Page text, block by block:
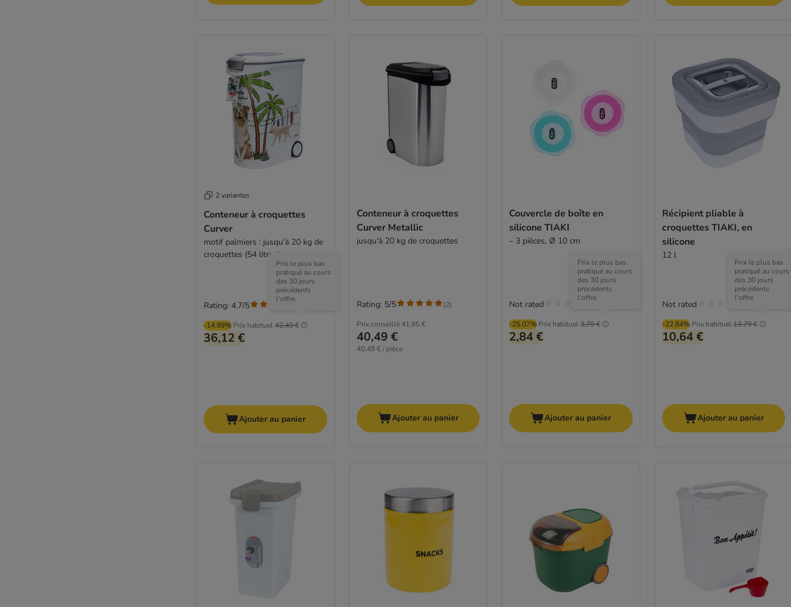
2 variantes
Conteneur à croquettes
Curver
motif palmiers : jusqu'à 20 kg de
croquettes (54 litres)
-14.99% Prix habituel42,49 €
Prix le plus bas
pratiqué au cours
des 30 jours
précédents
l'offre.
36,12 €
Rating: 4.7/5
Ajouter au panier
Conteneur à croquettes
Curver Metallic
jusqu'à 20 kg de croquettes
Prix conseillé 41,95 €
40,49 €
40,49 € / pièce
Rating: 5/5 (2)
Ajouter au panier
Couvercle de boîte en
silicone TIAKI
– 3 pièces, Ø 10 cm
-25.07% Prix habituel3,79 €
Prix le plus bas
pratiqué au cours
des 30 jours
précédents
l'offre.
2,84 €
Not rated
Ajouter au panier
Récipient pliable à
croquettes TIAKI, en
silicone
12 l
-22.84% Prix habituel13,79 €
Prix le plus bas
pratiqué au cours
des 30 jours
précédents
l'offre.
10,64 €
Not rated
Ajouter au panier